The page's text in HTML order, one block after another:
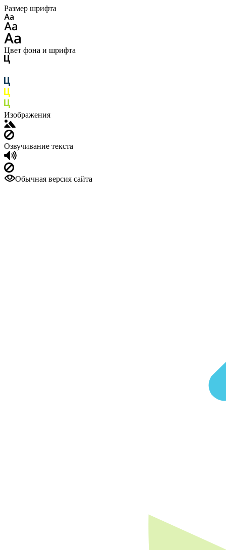
Размер шрифта
Цвет фона и шрифта
Изображения
Озвучивание текста
Обычная версия сайта